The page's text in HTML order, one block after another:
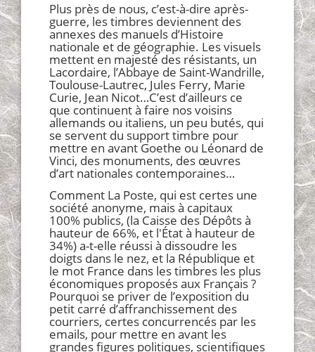
Plus près de nous, c’est-à-dire après-
guerre, les timbres deviennent des
annexes des manuels d’Histoire
nationale et de géographie. Les visuels
mettent en majesté des résistants, un
Lacordaire, l’Abbaye de Saint-Wandrille,
Toulouse-Lautrec, Jules Ferry, Marie
Curie, Jean Nicot…C’est d’ailleurs ce
que continuent à faire nos voisins
allemands ou italiens, un peu butés, qui
se servent du support timbre pour
mettre en avant Goethe ou Léonard de
Vinci, des monuments, des œuvres
d’art nationales contemporaines…
Comment La Poste, qui est certes une
société anonyme, mais à capitaux
100% publics, (la Caisse des Dépôts à
hauteur de 66%, et l'État à hauteur de
34%) a-t-elle réussi à dissoudre les
doigts dans le nez, et la République et
le mot France dans les timbres les plus
économiques proposés aux Français ?
Pourquoi se priver de l’exposition du
petit carré d’affranchissement des
courriers, certes concurrencés par les
emails, pour mettre en avant les
grandes figures politiques, scientifiques